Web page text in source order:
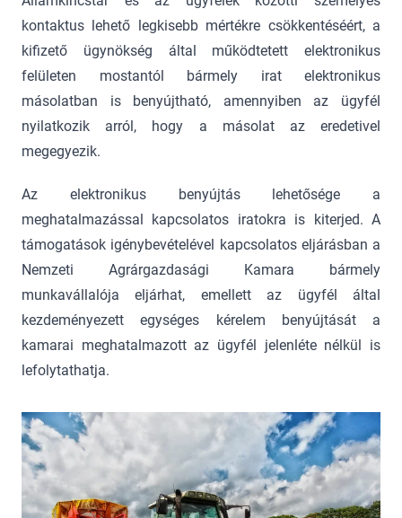
kontaktus lehető legkisebb mértékre csökkentéséért, a
kifizető ügynökség által működtetett elektronikus
felületen mostantól bármely irat elektronikus
másolatban is benyújtható, amennyiben az ügyfél
nyilatkozik arról, hogy a másolat az eredetivel
megegyezik.
Az elektronikus benyújtás lehetősége a
meghatalmazással kapcsolatos iratokra is kiterjed. A
támogatások igénybevételével kapcsolatos eljárásban a
Nemzeti Agrárgazdasági Kamara bármely
munkavállalója eljárhat, emellett az ügyfél által
kezdeményezett egységes kérelem benyújtását a
kamarai meghatalmazott az ügyfél jelenléte nélkül is
lefolytathatja.